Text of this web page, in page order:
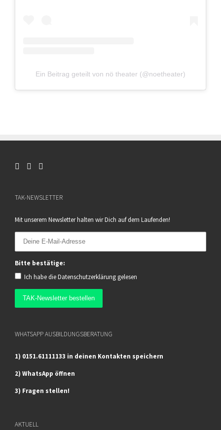
Ein Beitrag geteilt von nö theater (@noetheater)
TAK-NEWSLETTER
Mit unserem Newsletter halten wir Dich auf dem Laufenden!
Bitte bestätige:
Ich habe dieDatenschutzerklärung gelesen
WHATSAPP AUSBILDUNGSBERATUNG
1) 0151.61111133 in deinen Kontakten speichern
2) WhatsApp öffnen
3) Fragen stellen!
AKTUELL